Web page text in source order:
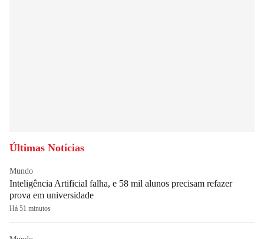
Últimas Notícias
Mundo
Inteligência Artificial falha, e 58 mil alunos precisam refazer
prova em universidade
Há 51 minutos